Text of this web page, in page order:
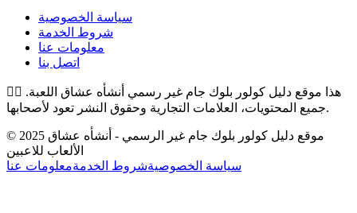
سياسة الخصوصية
شروط الخدمة
معلومات عنا
اتصل بنا
👉🏻 هذا موقع دليل كولور بلوك جام غير رسمي أنشأه عشاق اللعبة.
جميع المحتويات، العلامات التجارية وحقوق النشر تعود لأصحابها.
© 2025 موقع دليل كولور بلوك جام غير الرسمي - أنشأه عشاق
الألعاب للاعبين
سياسة الخصوصيةشروط الخدمةمعلومات عنا